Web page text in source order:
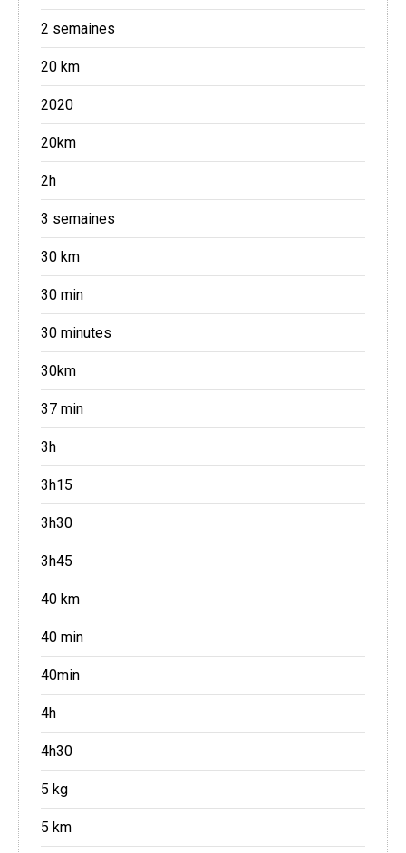
2 semaines
20 km
2020
20km
2h
3 semaines
30 km
30 min
30 minutes
30km
37 min
3h
3h15
3h30
3h45
40 km
40 min
40min
4h
4h30
5 kg
5 km